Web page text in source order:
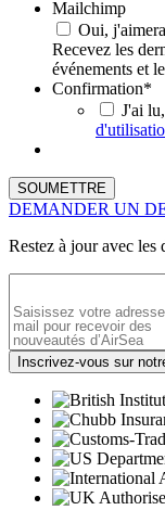
Mailchimp
Oui,
Recevez les
événements et
Confirmation*
J'ai
DEMANDER UN
Restez à jour avec les